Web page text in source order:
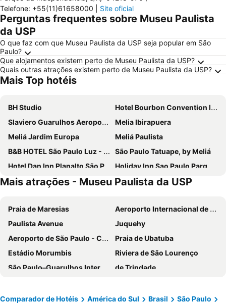
Telefone: +55(11)61658000 Site oficial
Perguntas frequentes sobre Museu Paulista
da USP
O que faz com que Museu Paulista da USP seja popular em São
Paulo?
Que alojamentos existem perto de Museu Paulista da USP?
Quais outras atrações existem perto de Museu Paulista da USP?
Mais Top hotéis
BH Studio
Hotel Bourbon Convention Ibirapuera
Slaviero Guarulhos Aeroporto
Melia Ibirapuera
Meliá Jardim Europa
Meliá Paulista
B&B HOTEL São Paulo Luz - Centro
São Paulo Tatuape, by Meliá
Hotel Dan Inn Planalto São Paulo
Holiday Inn Sao Paulo Parque Anhembi By Ihg
INNSiDE by Meliá São Paulo Higienópolis
ibis budget São Paulo Morumbi
San Raphael Hotel
Blue Tree Premium Verbo Divino
Blue Tree Premium Paulista
Bristol International Guarulhos
Mercure Sao Paulo Bela Vista
ibis budget São Paulo Paulista
Mercure Sao Paulo Pinheiros
Intercity Pamplona - The Universe Paulista
ibis Sao Paulo Paulista
Green Place Ibirapuera
Hotel Ca'd'Oro
Nacional Inn Jaraguá
Mais atrações - Museu Paulista da USP
Praia de Maresias
Aeroporto Internacional de São Paulo - Guarulhos
Paulista Avenue
Juquehy
Aeroporto de São Paulo - Congonhas
Praia de Ubatuba
Estádio Morumbis
Riviera de São Lourenço
São Paulo–Guarulhos International Airport
de Trindade
Praia das Pitangueiras
São Paulo Expo
Comparador de Hotéis América do Sul Brasil
São Paulo